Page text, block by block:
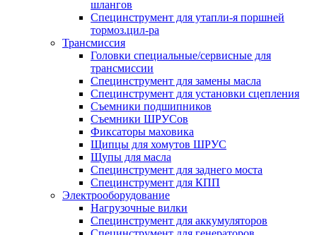
шлангов
Специнструмент для утапли-я поршней
тормоз.цил-ра
Трансмиссия
Головки специальные/сервисные для
трансмиссии
Специнструмент для замены масла
Специнструмент для установки сцепления
Съемники подшипников
Съемники ШРУСов
Фиксаторы маховика
Щипцы для хомутов ШРУС
Щупы для масла
Специнструмент для заднего моста
Специнструмент для КПП
Электрооборудование
Нагрузочные вилки
Специнструмент для аккумуляторов